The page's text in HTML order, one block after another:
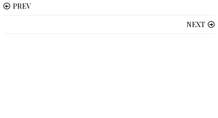
PREV
NEXT